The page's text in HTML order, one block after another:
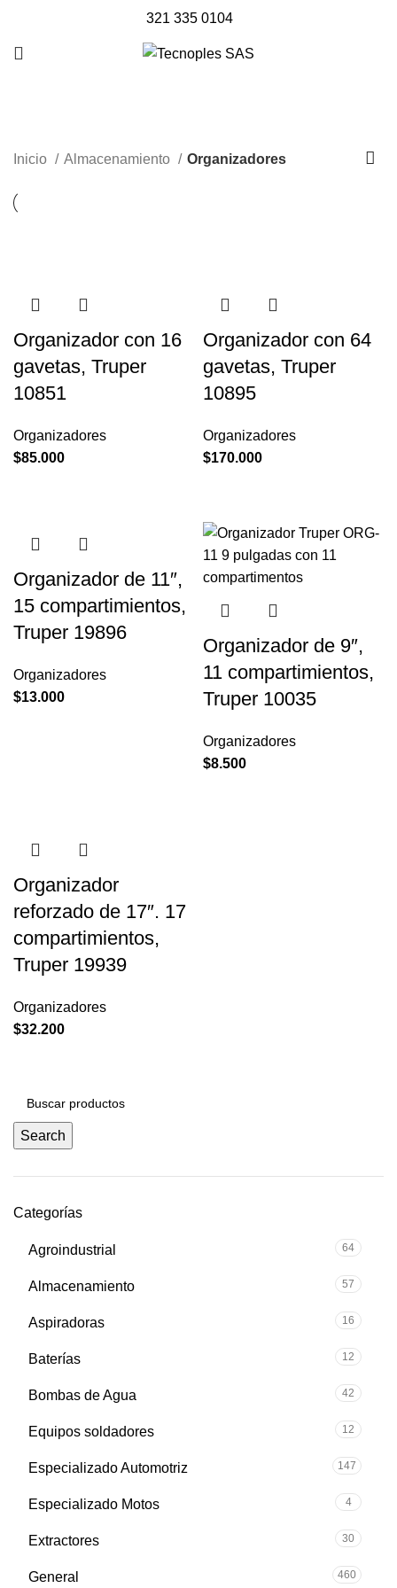
321 335 0104
Search
Categorías
Agroindustrial 64
Almacenamiento 57
Aspiradoras 16
Baterías 12
Bombas de Agua 42
Equipos soldadores 12
Especializado Automotriz 147
Especializado Motos 4
Extractores 30
General 460
Inicio Almacenamiento Organizadores
Organizador con 16
gavetas, Truper
10851
Organizadores
$85.000
Organizador con 64
gavetas, Truper
10895
Organizadores
$170.000
Organizador de 11″,
15 compartimientos,
Truper 19896
Organizadores
$13.000
Organizador de 9″,
11 compartimientos,
Truper 10035
Organizadores
$8.500
Organizador
reforzado de 17″. 17
compartimientos,
Truper 19939
Organizadores
$32.200